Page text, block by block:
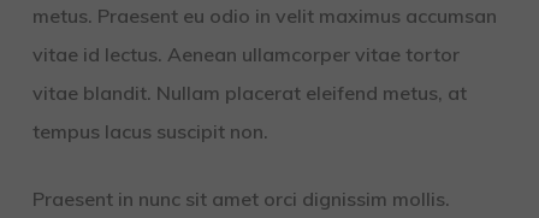
metus. Praesent eu odio in velit maximus accumsan
vitae id lectus. Aenean ullamcorper vitae tortor
vitae blandit. Nullam placerat eleifend metus, at
tempus lacus suscipit non.
Praesent in nunc sit amet orci dignissim mollis.